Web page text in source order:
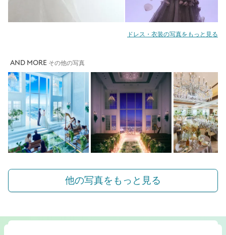
ドレス・衣装の写真をもっと見る
AND MORE その他の写真
他の写真をもっと見る